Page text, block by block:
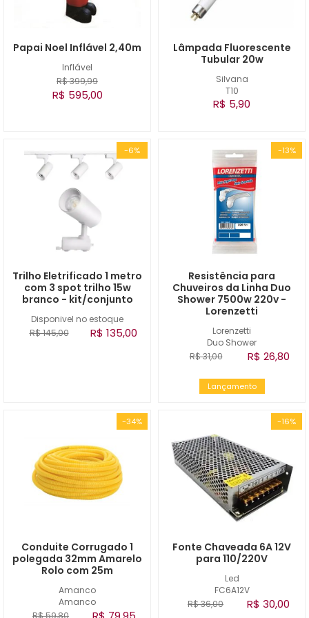
Inflável
Papai Noel Inflável 2,40m
R$ 399,99
R$ 595,00
Silvana
T10
Lâmpada Fluorescente
Tubular 20w
R$ 5,90
-6%
Disponivel no estoque
Trilho Eletrificado 1 metro
com 3 spot trilho 15w
branco - kit/conjunto
R$ 145,00 R$ 135,00
-13%
Lorenzetti
Duo Shower
Resistência para
Chuveiros da Linha Duo
Shower 7500w 220v -
Lorenzetti
R$ 31,00 R$ 26,80
Lançamento
-34%
Amanco
Amanco
Conduite Corrugado 1
polegada 32mm Amarelo
Rolo com 25m
R$ 59,80
-16%
Led
FC6A12V
Fonte Chaveada 6A 12V
para 110/220V
R$ 36,00 R$ 30,00